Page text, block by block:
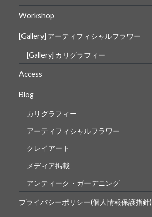
Workshop
[Gallery] アーティフィシャルフラワー
[Gallery] カリグラフィー
Access
Blog
カリグラフィー
アーティフィシャルフラワー
クレイアート
メディア掲載
アンティーク・ガーデニング
プライバシーポリシー(個人情報保護指針)